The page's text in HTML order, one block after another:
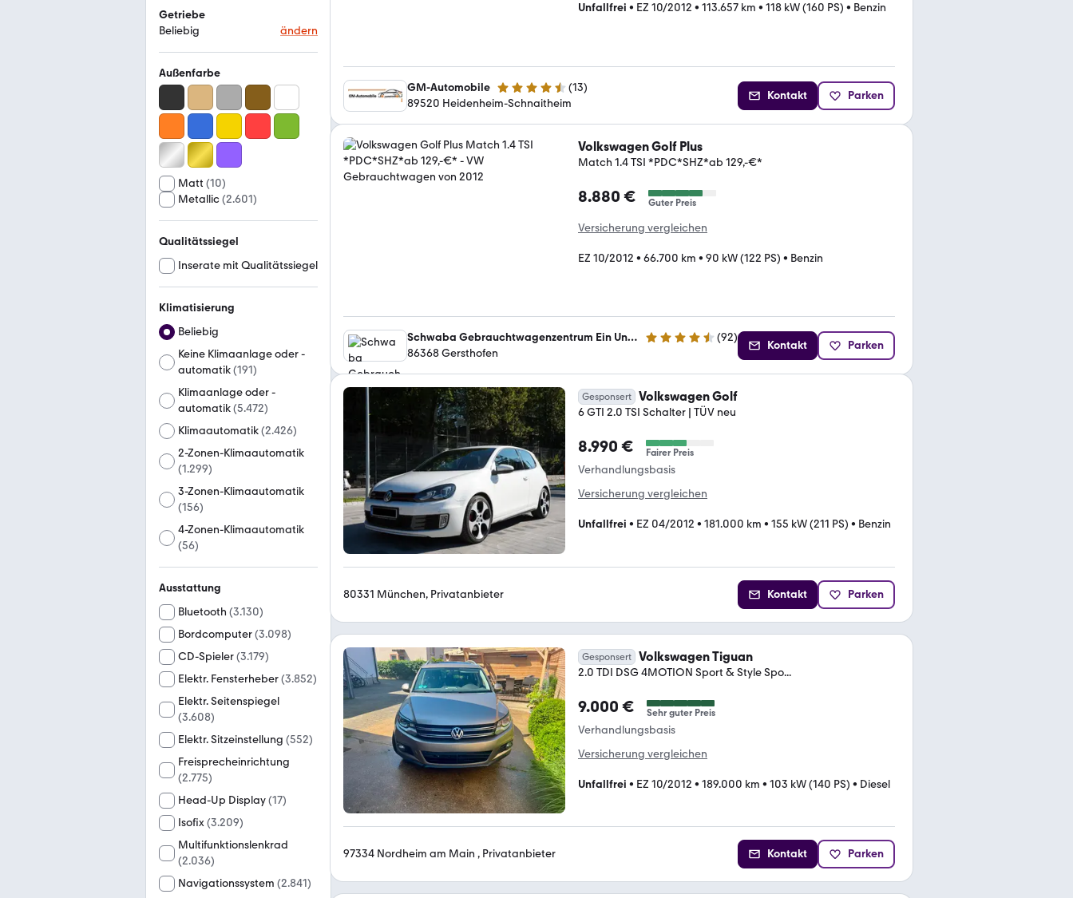
Getriebe
Beliebig
ändern
Außenfarbe
Matt (10)
Metallic(2.601)
Qualitätssiegel
Inserate mit Qualitätssiegel
Klimatisierung
Beliebig
Keine Klimaanlage oder -
automatik(191)
Klimaanlage oder -
automatik(5.472)
Klimaautomatik(2.426)
2-Zonen-Klimaautomatik
(1.299)
3-Zonen-Klimaautomatik
(156)
4-Zonen-Klimaautomatik
(56)
Ausstattung
Bluetooth (3.130)
Bordcomputer(3.098)
CD-Spieler(3.179)
Elektr. Fensterheber(3.852)
Elektr. Seitenspiegel
(3.608)
Elektr. Sitzeinstellung (552)
Freisprecheinrichtung
(2.775)
Head-Up Display(17)
Isofix(3.209)
Multifunktionslenkrad
(2.036)
Navigationssystem (2.841)
Unfallfrei • EZ 10/2012 • 113.657 km • 118 kW (160 PS) • Benzin
GM-Automobile 4.7 Sterne (13)
89520 Heidenheim-Schnaitheim
Kontakt Parken
Volkswagen Golf Plus
Match 1.4 TSI *PDC*SHZ*ab 129,-€*
8.880 € Guter Preis
Versicherung vergleichen
EZ 10/2012 • 66.700 km • 90 kW (122 PS) • Benzin
Schwaba Gebrauchtwagenzentrum Ein Unternehmen der Schwaba GmbH 4.5 Sterne (92)
86368 Gersthofen
Kontakt Parken
Gesponsert Volkswagen Golf
6 GTI 2.0 TSI Schalter | TÜV neu
8.990 € Fairer Preis
Verhandlungsbasis
Versicherung vergleichen
Unfallfrei • EZ 04/2012 • 181.000 km • 155 kW (211 PS) • Benzin
80331 München, Privatanbieter Kontakt Parken
Gesponsert Volkswagen Tiguan
2.0 TDI DSG 4MOTION Sport & Style Spo...
9.000 € Sehr guter Preis
Verhandlungsbasis
Versicherung vergleichen
Unfallfrei • EZ 10/2012 • 189.000 km • 103 kW (140 PS) • Diesel
97334 Nordheim am Main , Privatanbieter Kontakt Parken